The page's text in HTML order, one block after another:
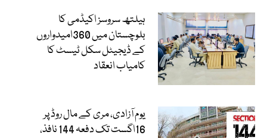
ہیلتھ سروسز اکیڈمی کا
بلوچستان میں 360امیدواروں
کے ڈیجیٹل سکل ٹیسٹ کا
کامیاب انعقاد
یوم آزادی، مری کے مال روڈ پر
16اگست تک دفعہ 144 نافذ،